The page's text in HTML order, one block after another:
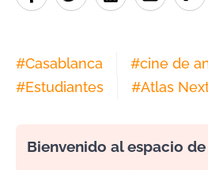
#Casablanca #cine de
#Estudiantes #Atlas
Bienvenido al espacio